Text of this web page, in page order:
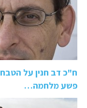
ח"כ דב חנין על
פשע מלחמה…